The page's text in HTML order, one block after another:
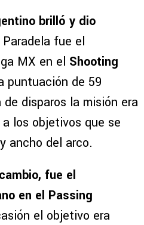
brilló y dio
Paradela fue el
MX en el Shooting
puntuación de 59
disparos la misión era
los objetivos que se
ancho del arco.
fue el
en el Passing
el objetivo era